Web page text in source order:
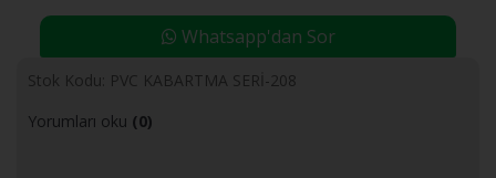
Whatsapp'dan Sor
Stok Kodu: PVC KABARTMA SERİ-208
Yorumları oku (0)